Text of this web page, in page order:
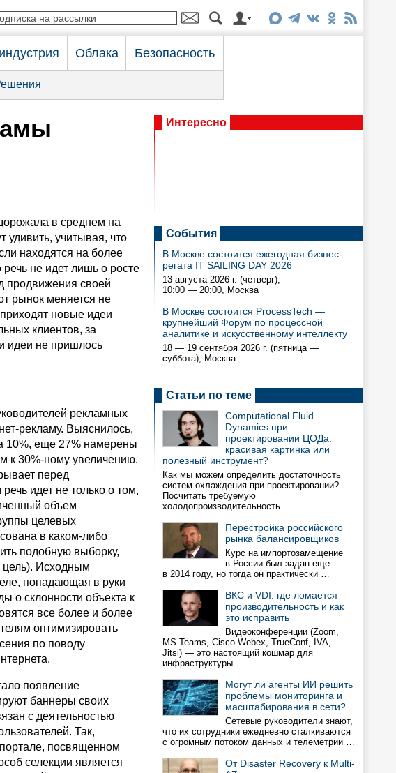
Облака Безопасность
в среднем на
удивить, учитывая, что
находятся на более
не идет лишь о росте
продвижения своей
рынок меняется не
новые идеи
клиентов, за
идеи не пришлось
рекламных
рекламу. Выяснилось,
10%, еще 27% намерены
к 30%-ному увеличению.
перед
идет не только о том,
объем
целевых
в каком-либо
подобную выборку,
цель). Исходным
попадающая в руки
о склонности объекта к
все более и более
оптимизировать
по поводу
появление
баннеры своих
с деятельностью
Так,
посвященном
селекции является
Интересно
События
В Москве состоится ежегодная бизнес-
регата IT SAILING DAY 2026
13 августа 2026 г. (четверг),
10:00 — 20:00, Москва
В Москве состоится ProcessTech —
крупнейший Форум по процессной
аналитике и искусственному интеллекту
18 — 19 сентября 2026 г. (пятница —
суббота), Москва
Статьи по теме
Computational Fluid
Dynamics при
проектировании ЦОДа:
красивая картинка или
полезный инструмент?
Как мы можем определить достаточность
систем охлаждения при проектировании?
Посчитать требуемую
холодопроизводительность …
Перестройка российского
рынка балансировщиков
Курс на импортозамещение
в России был задан еще
в 2014 году, но тогда он практически …
ВКС и VDI: где ломается
производительность и как
это исправить
Видеоконференции (Zoom,
MS Teams, Cisco Webex, TrueConf, IVA,
Jitsi) — это настоящий кошмар для
инфраструктуры …
Могут ли агенты ИИ решить
проблемы мониторинга и
масштабирования в сети?
Сетевые руководители знают,
что их сотрудники ежедневно сталкиваются
с огромным потоком данных и телеметрии …
От Disaster Recovery к Multi-